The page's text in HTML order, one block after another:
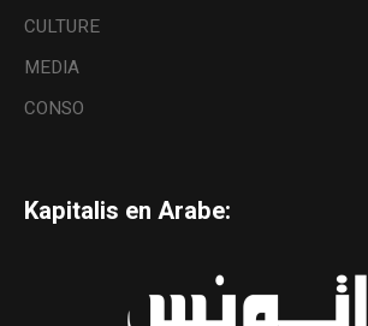
CULTURE
MEDIA
CONSO
Kapitalis en Arabe: